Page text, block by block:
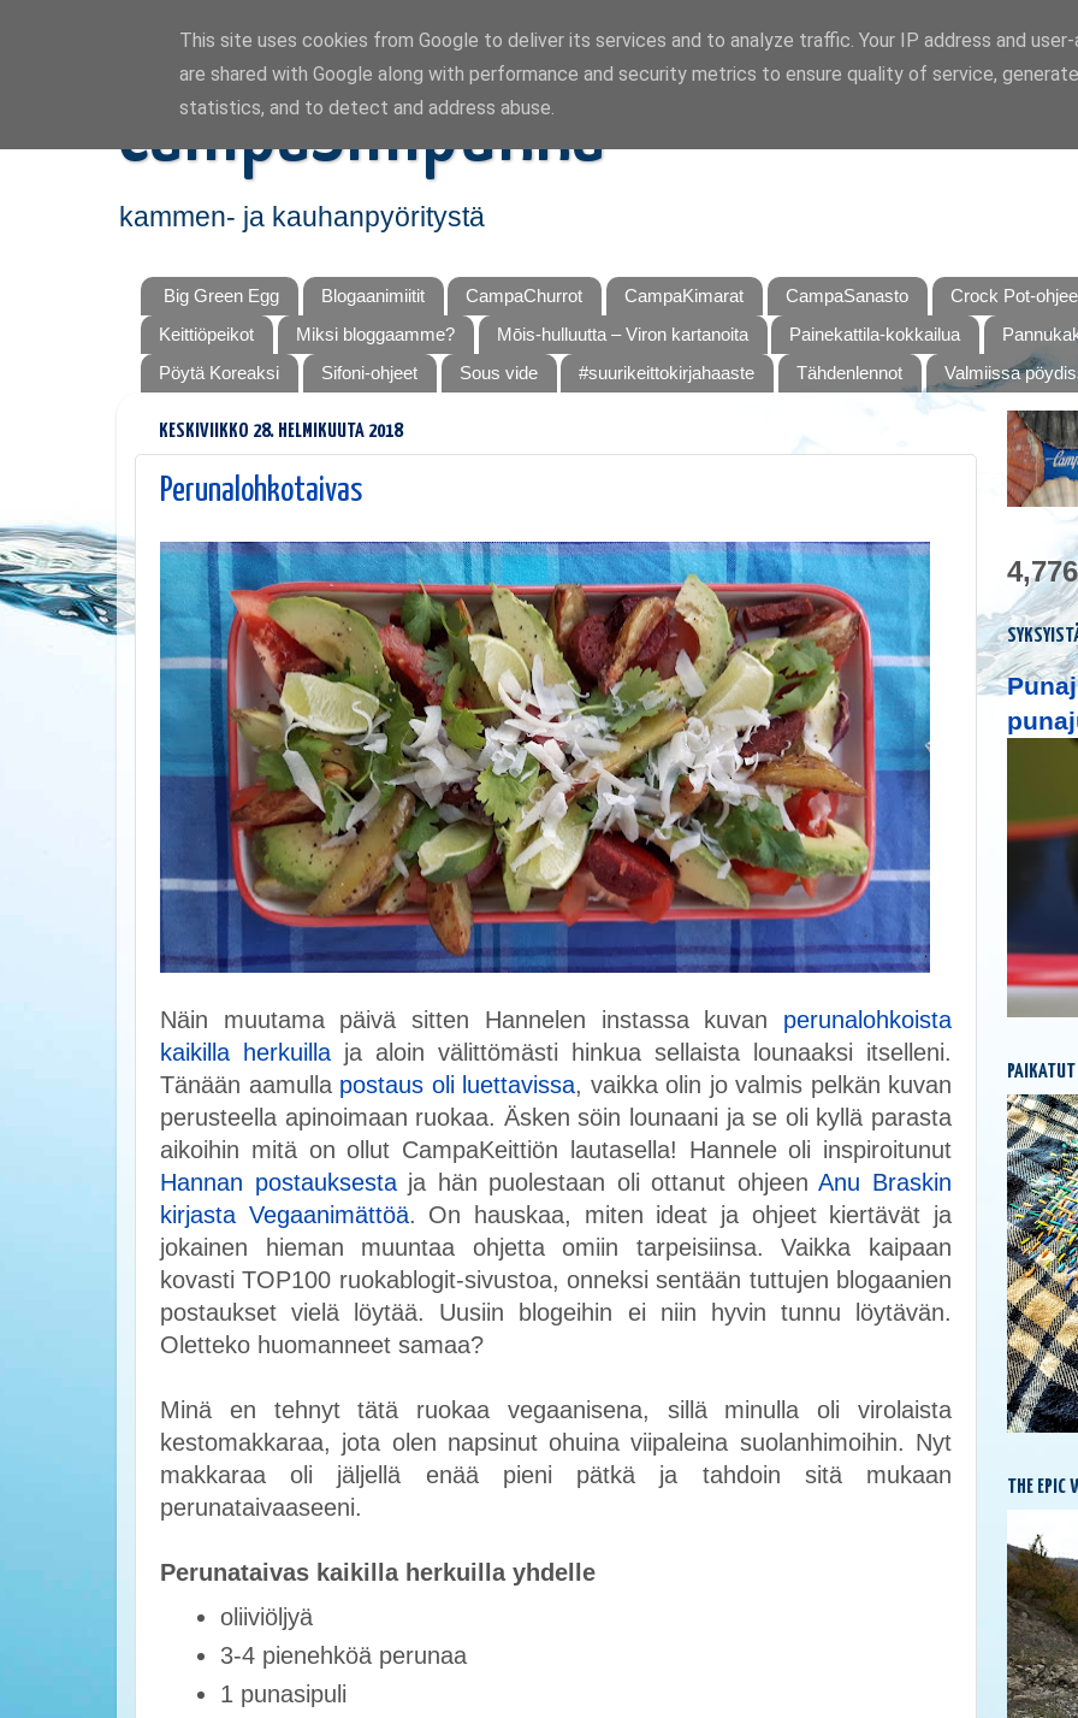
CampaSimpukka
kammen- ja kauhanpyöritystä
Big Green Egg Blogaanimiitit CampaChurrot CampaKimarat CampaSanasto
Crock Pot-
Keittiöpeikot
Miksi bloggaamme? Mōis-hulluutta – Viron kartanoita Painekattila-kokkailua
Pöytä Koreaksi
Sifoni-ohjeet Sous vide #suurikeittokirjahaaste Tähdenlennot Valmiissa
KESKIVIIKKO 28. HELMIKUUTA 2018
Perunalohkotaivas
Näin muutama päivä sitten Hannelen instassa kuvan perunalohkoista
kaikilla herkuillaja aloin välittömästi hinkua sellaista lounaaksi itselleni.
Tänään aamulla postaus oli luettavissa, vaikka olin jo valmis pelkän kuvan
perusteella apinoimaan ruokaa. Äsken söin lounaani ja se oli kyllä parasta
aikoihin mitä on ollut CampaKeittiön lautasella! Hannele oli inspiroitunut
Hannan postauksestaja hän puolestaan oli ottanut ohjeenAnu Braskin
kirjasta Vegaanimättöä. On hauskaa, miten ideat ja ohjeet kiertävät ja
jokainen hieman muuntaa ohjetta omiin tarpeisiinsa. Vaikka kaipaan
kovasti TOP100 ruokablogit-sivustoa, onneksi sentään tuttujen blogaanien
postaukset vielä löytää. Uusiin blogeihin ei niin hyvin tunnu löytävän.
Oletteko huomanneet samaa?
Minä en tehnyt tätä ruokaa vegaanisena, sillä minulla oli virolaista
kestomakkaraa, jota olen napsinut ohuina viipaleina suolanhimoihin. Nyt
makkaraa oli jäljellä enää pieni pätkä ja tahdoin sitä mukaan
perunataivaaseeni.
Perunataivas kaikilla herkuilla yhdelle
oliiviöljyä
3-4 pienehköä perunaa
1 punasipuli
THE EPIC
This site uses cookies from Google to deliver its services and to analyze traffic. Your IP address and
are shared with Google along with performance and security metrics to ensure quality of service,
statistics, and to detect and address abuse.